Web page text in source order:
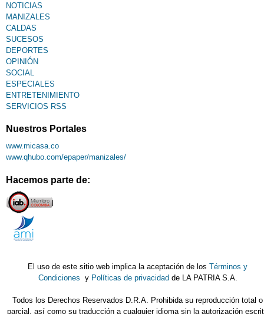
NOTICIAS
MANIZALES
CALDAS
SUCESOS
DEPORTES
OPINIÓN
SOCIAL
ESPECIALES
ENTRETENIMIENTO
SERVICIOS RSS
Nuestros Portales
www.micasa.co
www.qhubo.com/epaper/manizales/
Hacemos parte de:
El uso de este sitio web implica la aceptación de losTérminos y
Condiciones y Políticas de privacidad de LA PATRIA S.A.
Todos los Derechos Reservados D.R.A. Prohibida su reproducción total o
parcial, así como su traducción a cualquier idioma sin la autorización